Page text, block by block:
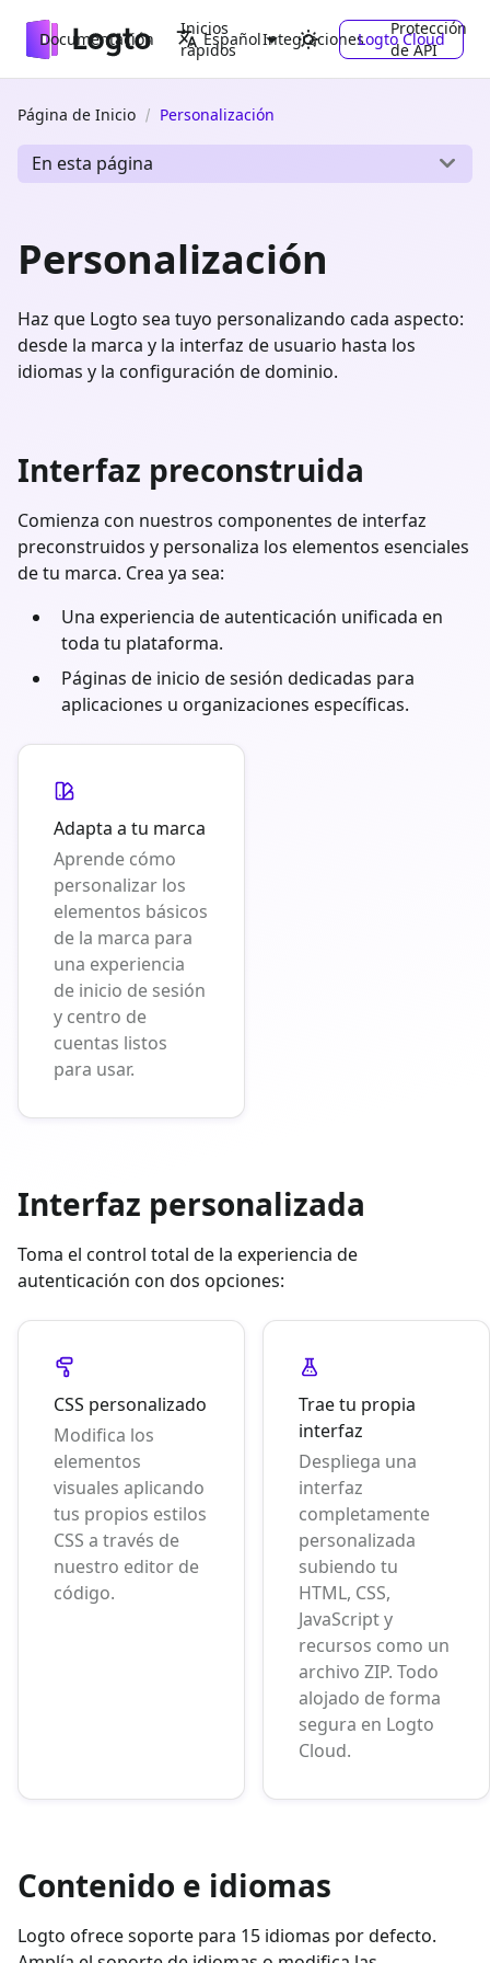
Documentación
Inicios
rápidos
Integraciones
Protección
de API
Español Logto Cloud
Página de Inicio Personalización
En esta página
Personalización
Haz que Logto sea tuyo personalizando cada aspecto:
desde la marca y la interfaz de usuario hasta los
idiomas y la configuración de dominio.
Interfaz preconstruida
Comienza con nuestros componentes de interfaz
preconstruidos y personaliza los elementos esenciales
de tu marca. Crea ya sea:
Una experiencia de autenticación unificada en
toda tu plataforma.
Páginas de inicio de sesión dedicadas para
aplicaciones u organizaciones específicas.
Adapta a tu marca
Aprende cómo
personalizar los
elementos básicos
de la marca para
una experiencia
de inicio de sesión
y centro de
cuentas listos
para usar.
Interfaz personalizada
Toma el control total de la experiencia de
autenticación con dos opciones:
CSS personalizado
Modifica los
elementos
visuales aplicando
tus propios estilos
CSS a través de
nuestro editor de
código.
Trae tu propia
interfaz
Despliega una
interfaz
completamente
personalizada
subiendo tu
HTML, CSS,
JavaScript y
recursos como un
archivo ZIP. Todo
alojado de forma
segura en Logto
Cloud.
Contenido e idiomas
Logto ofrece soporte para 15 idiomas por defecto.